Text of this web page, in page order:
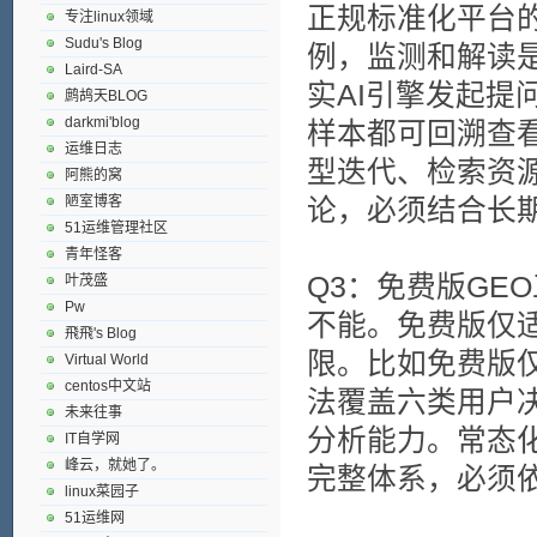
正规标准化平台
例，监测和解读
实AI引擎发起提
样本都可回溯查
型迭代、检索资
论，必须结合长
Q3：免费版
不能。免费版仅
限。比如免费版
法覆盖六类用户
分析能力。常态
完整体系，必须
专注linux领域
Sudu's Blog
Laird-SA
鹧鸪天BLOG
darkmi'blog
运维日志
阿熊的窝
陋室博客
51运维管理社区
青年怪客
叶茂盛
Pw
飛飛's Blog
Virtual World
centos中文站
未来往事
IT自学网
峰云，就她了。
linux菜园子
51运维网